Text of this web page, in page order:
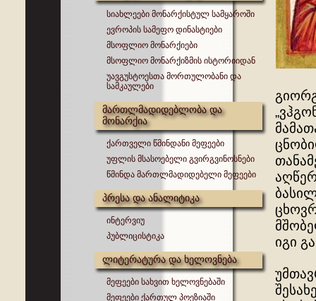
სიახლეები მონარქისტულ სამყაროში
ევროპის სამეფო დინასტიები
მსოფლიო მონარქიები
მსოფლიო მონარქიზმის ისტორიიდან
უავგუსტოესთა მორთულობანი და
სამკაულები
მართლმადიდებლობა და
მონარქია
ქართველი წმინდანი მეფეები
უფლის მსასოებელი გვირგვინოსნები
წმინდა მართლმადიდებელი მეფეები
პრესა და ანალიტიკა
ინტერვიუ
პუბლიცისტიკა
ლიტერატურა და ხელოვნება
მეფეები სახვით ხელოვნებაში
მეფეები ქართულ პოეზიაში
იგი